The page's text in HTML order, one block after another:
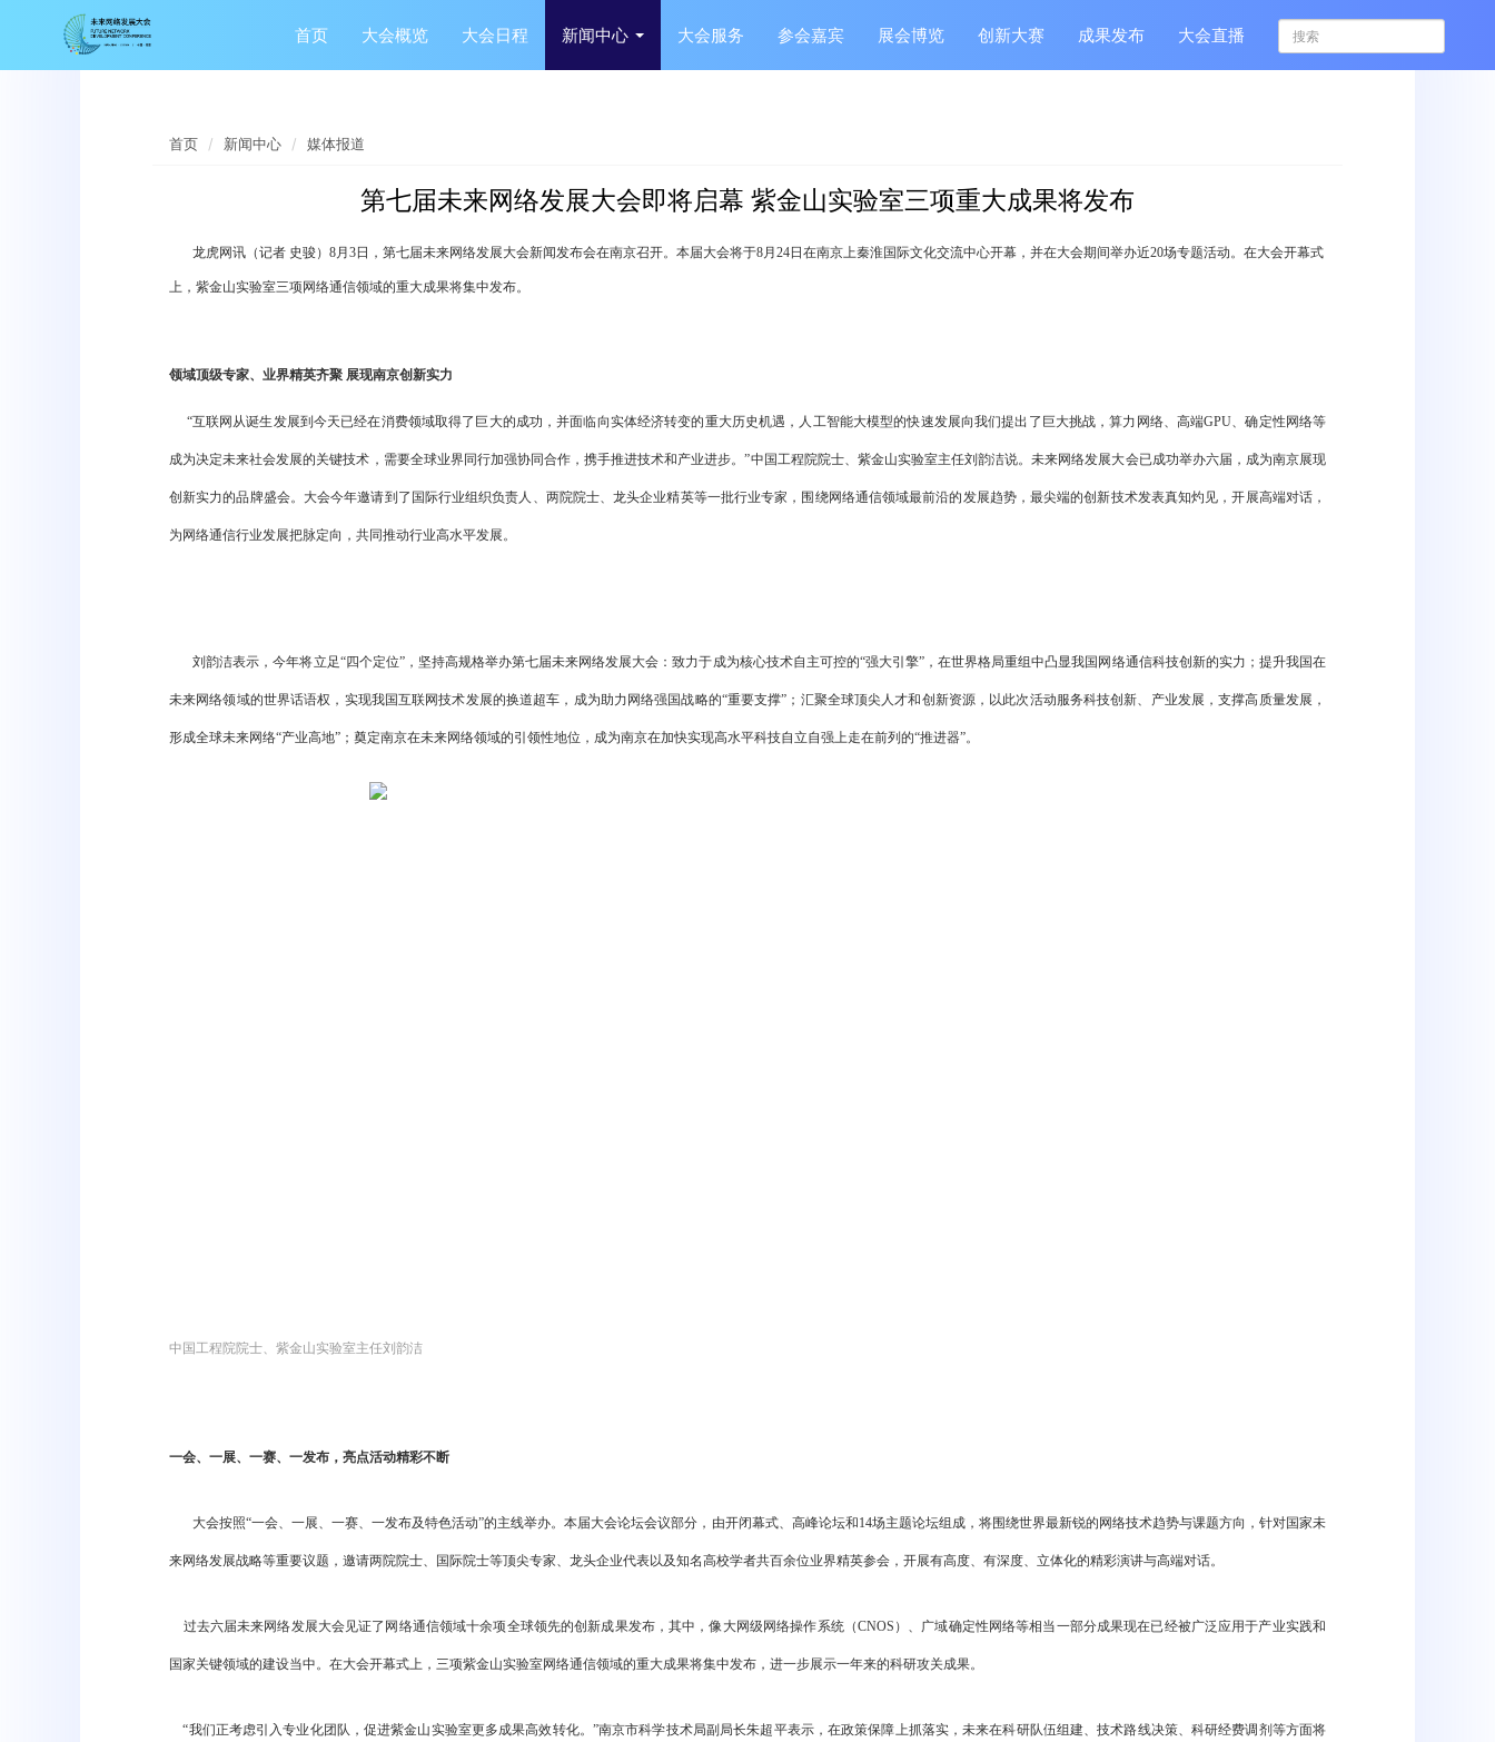
首页 大会概览 大会日程 新闻中心 大会服务 参会嘉宾 展会博览 创新大赛 成果发布 大会直播
首页 新闻中心 媒体报道
第七届未来网络发展大会即将启幕 紫金山实验室三项重大成果将发布
龙虎网讯（记者 史骏）8月3日，第七届未来网络发展大会新闻发布会在南京召开。本届大会将于8月24日在南京上秦淮国际文化交流中心开幕，并在大会期间举办近20场专题活动。在大会开幕式
上，紫金山实验室三项网络通信领域的重大成果将集中发布。
领域顶级专家、业界精英齐聚 展现南京创新实力
“互联网从诞生发展到今天已经在消费领域取得了巨大的成功，并面临向实体经济转变的重大历史机遇，人工智能大模型的快速发展向我们提出了巨大挑战，算力网络、高端GPU、确定性网络等
成为决定未来社会发展的关键技术，需要全球业界同行加强协同合作，携手推进技术和产业进步。”中国工程院院士、紫金山实验室主任刘韵洁说。未来网络发展大会已成功举办六届，成为南京展现
创新实力的品牌盛会。大会今年邀请到了国际行业组织负责人、两院院士、龙头企业精英等一批行业专家，围绕网络通信领域最前沿的发展趋势，最尖端的创新技术发表真知灼见，开展高端对话，
为网络通信行业发展把脉定向，共同推动行业高水平发展。
刘韵洁表示，今年将立足“四个定位”，坚持高规格举办第七届未来网络发展大会：致力于成为核心技术自主可控的“强大引擎”，在世界格局重组中凸显我国网络通信科技创新的实力；提升我国在
未来网络领域的世界话语权，实现我国互联网技术发展的换道超车，成为助力网络强国战略的“重要支撑”；汇聚全球顶尖人才和创新资源，以此次活动服务科技创新、产业发展，支撑高质量发展，
形成全球未来网络“产业高地”；奠定南京在未来网络领域的引领性地位，成为南京在加快实现高水平科技自立自强上走在前列的“推进器”。
中国工程院院士、紫金山实验室主任刘韵洁
一会、一展、一赛、一发布，亮点活动精彩不断
大会按照“一会、一展、一赛、一发布及特色活动”的主线举办。本届大会论坛会议部分，由开闭幕式、高峰论坛和14场主题论坛组成，将围绕世界最新锐的网络技术趋势与课题方向，针对国家未
来网络发展战略等重要议题，邀请两院院士、国际院士等顶尖专家、龙头企业代表以及知名高校学者共百余位业界精英参会，开展有高度、有深度、立体化的精彩演讲与高端对话。
过去六届未来网络发展大会见证了网络通信领域十余项全球领先的创新成果发布，其中，像大网级网络操作系统（CNOS）、广域确定性网络等相当一部分成果现在已经被广泛应用于产业实践和
国家关键领域的建设当中。在大会开幕式上，三项紫金山实验室网络通信领域的重大成果将集中发布，进一步展示一年来的科研攻关成果。
“我们正考虑引入专业化团队，促进紫金山实验室更多成果高效转化。”南京市科学技术局副局长朱超平表示，在政策保障上抓落实，未来在科研队伍组建、技术路线决策、科研经费调剂等方面将